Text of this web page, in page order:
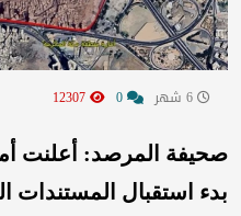
صحيفة المرصد: أعلنت
بدء استقبال المستندات